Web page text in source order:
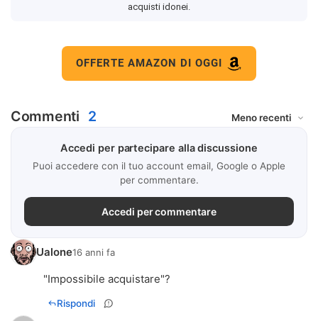
acquisti idonei.
OFFERTE AMAZON DI OGGI
Commenti 2
Accedi per partecipare alla discussione
Puoi accedere con il tuo account email, Google o Apple
per commentare.
Accedi per commentare
Ualone16 anni fa
"Impossibile acquistare"?
Rispondi